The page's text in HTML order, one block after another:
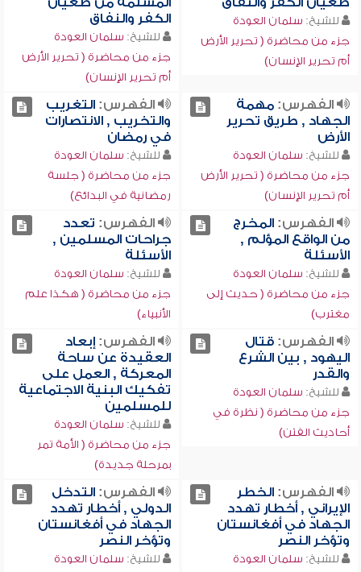
للشيخ: سلمان العودة
جزء من محاضرة ( تحرير الأرض
أم تحرير الإنسان)
الكفر والنفاق
للشيخ: سلمان العودة
جزء من محاضرة ( تحرير الأرض
أم تحرير الإنسان)
الفهرس:مهمة
الجهاد , طريق تحرير
الأرض
للشيخ: سلمان العودة
جزء من محاضرة ( تحرير الأرض
أم تحرير الإنسان)
الفهرس:التغريب
والتخريب , الانتصارات
في رمضان
للشيخ: سلمان العودة
جزء من محاضرة ( جلسة
رمضانية في البدائع)
الفهرس:المخرج
من الواقع المؤلم ,
الأسئلة
للشيخ: سلمان العودة
جزء من محاضرة ( حديث إلى
مغترب)
الفهرس: تعدد
جراحات المسلمين ,
الأسئلة
للشيخ: سلمان العودة
جزء من محاضرة ( هكذا علم
الأنبياء)
الفهرس:قتال
اليهود , بين الشرع
والقدر
للشيخ: سلمان العودة
جزء من محاضرة ( نظرة في
أحاديث الفتن)
الفهرس:إبعاد
العقيدة عن ساحة
المعركة , العمل على
تفكيك البنية الاجتماعية
للمسلمين
للشيخ: سلمان العودة
جزء من محاضرة ( الأمة تمر
بمرحلة جديدة)
الفهرس:الخطر
الإيراني , أخطار تهدد
الجهاد في أفغانستان
وتؤخر النصر
للشيخ: سلمان العودة
الفهرس:التدخل
الدولي , أخطار تهدد
الجهاد في أفغانستان
وتؤخر النصر
للشيخ: سلمان العودة